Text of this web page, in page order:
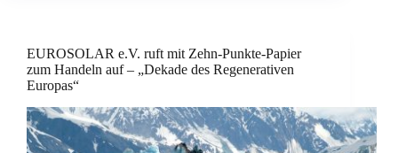
EUROSOLAR e.V. ruft mit Zehn-Punkte-Papier
zum Handeln auf – „Dekade des Regenerativen
Europas“